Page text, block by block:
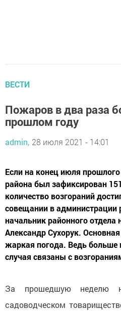
ВЕСТИ
Пожаров в два раза
прошлом году
admin, 28 июля 2021 - 14:01
Если на конец июля
района был зафиксирован
количество возгораний
совещании в администрации
начальник районного отдела
Александр Сухорук.
жаркая погода. Ведь
случая связаны с
За прошедшую
садоводческом